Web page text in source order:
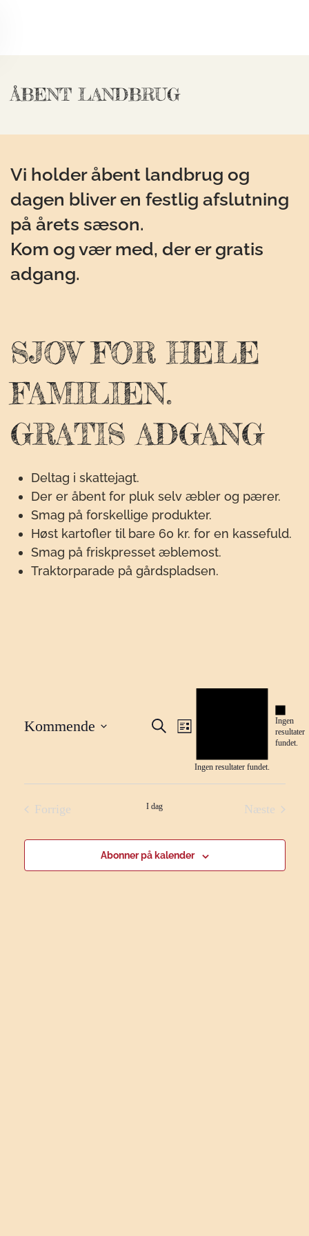
ÅBENT LANDBRUG
Vi holder åbent landbrug og
dagen bliver en festlig afslutning
på årets sæson.
Kom og vær med, der er gratis
adgang.
SJOV FOR HELE
FAMILIEN.
GRATIS ADGANG
Deltag i skattejagt.
Der er åbent for pluk selv æbler og pærer.
Smag på forskellige produkter.
Høst kartofler til bare 60 kr. for en kassefuld.
Smag på friskpresset æblemost.
Traktorparade på gårdspladsen.
Notice
Ingen
resultater
fundet.
Ingen resultater fundet.
Begivenheder
Søgning
og
visninger
Navigation
Søg
Begivenhed
Navigation
Liste
Kommende
Forrige
I dag
Næste
Abonner på kalender